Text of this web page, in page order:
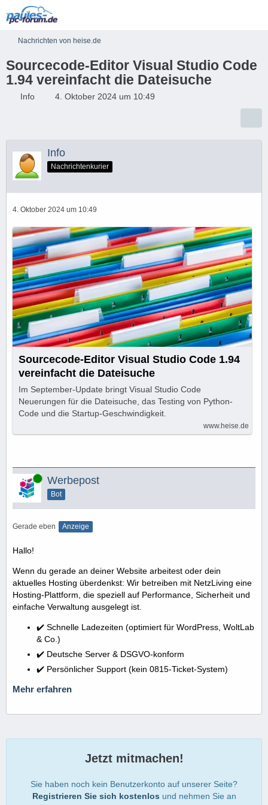
Nachrichten von heise.de
Sourcecode-Editor Visual Studio Code
1.94 vereinfacht die Dateisuche
Info 4. Oktober 2024 um 10:49
Info
Nachrichtenkurier
4. Oktober 2024 um 10:49
Sourcecode-Editor Visual Studio Code 1.94
vereinfacht die Dateisuche
Im September-Update bringt Visual Studio Code
Neuerungen für die Dateisuche, das Testing von Python-
Code und die Startup-Geschwindigkeit.
www.heise.de
Online Werbepost
Bot
Gerade eben Anzeige
Hallo!
Wenn du gerade an deiner Website arbeitest oder dein
aktuelles Hosting überdenkst: Wir betreiben mit NetzLiving eine
Hosting-Plattform, die speziell auf Performance, Sicherheit und
einfache Verwaltung ausgelegt ist.
✔️ Schnelle Ladezeiten (optimiert für WordPress, WoltLab
& Co.)
✔️ Deutsche Server & DSGVO-konform
✔️ Persönlicher Support (kein 0815-Ticket-System)
Mehr erfahren
Jetzt mitmachen!
Sie haben noch kein Benutzerkonto auf unserer Seite?
Registrieren Sie sich kostenlos und nehmen Sie an